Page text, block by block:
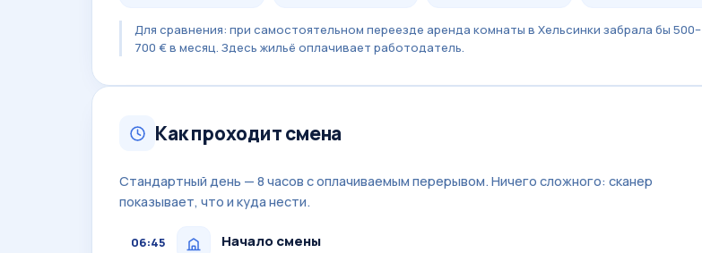
Для сравнения: при самостоятельном переезде аренда комнаты в Хельсинки забрала бы 500–
700 € в месяц. Здесь жильё оплачивает работодатель.
Как проходит смена
Стандартный день — 8 часов с оплачиваемым перерывом. Ничего сложного: сканер
показывает, что и куда нести.
06:45 Начало смены